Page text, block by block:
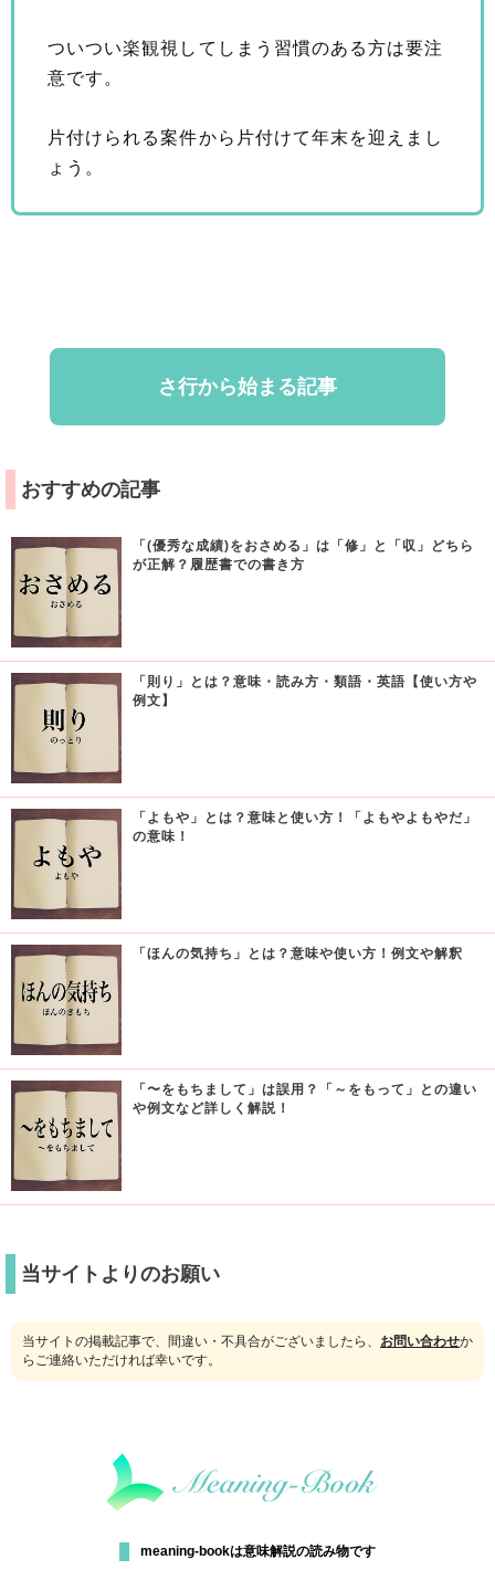
ついつい楽観視してしまう習慣のある方は要注
意です。
片付けられる案件から片付けて年末を迎えまし
ょう。
さ行から始まる記事
おすすめの記事
「(優秀な成績)をおさめる」は「修」と「収」どちら
が正解？履歴書での書き方
「則り」とは？意味・読み方・類語・英語【使い方や
例文】
「よもや」とは？意味と使い方！「よもやよもやだ」
の意味！
「ほんの気持ち」とは？意味や使い方！例文や解釈
「〜をもちまして」は誤用？「～をもって」との違い
や例文など詳しく解説！
当サイトよりのお願い
当サイトの掲載記事で、間違い・不具合がございましたら、 お問い合わせか
らご連絡いただければ幸いです。
meaning-bookは意味解説の読み物です